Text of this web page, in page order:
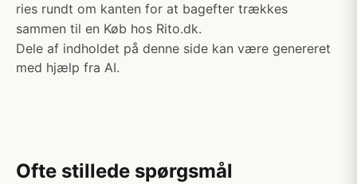
ries rundt om kanten for at bagefter trækkes
sammen til en Køb hos Rito.dk.
Dele af indholdet på denne side kan være genereret
med hjælp fra AI.
Ofte stillede spørgsmål